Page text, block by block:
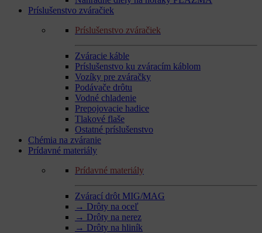
Príslušenstvo zváračiek
Príslušenstvo zváračiek
Zváracie káble
Príslušenstvo ku zváracím káblom
Vozíky pre zváračky
Podávače drôtu
Vodné chladenie
Prepojovacie hadice
Tlakové flaše
Ostatné príslušenstvo
Chémia na zváranie
Prídavné materiály
Prídavné materiály
Zvárací drôt MIG/MAG
→ Drôty na oceľ
→ Drôty na nerez
→ Drôty na hliník